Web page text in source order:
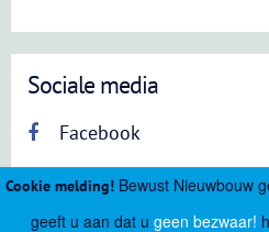
Cookie melding!Bewust Nieuwbouw
geeft u aan dat u geen bezwaar!
Sociale media
Facebook